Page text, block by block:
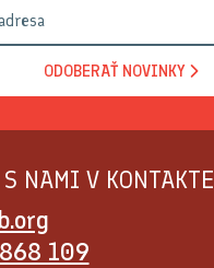
ODOBERAŤ NOVINKY
NAMI V KONTAKTE
109